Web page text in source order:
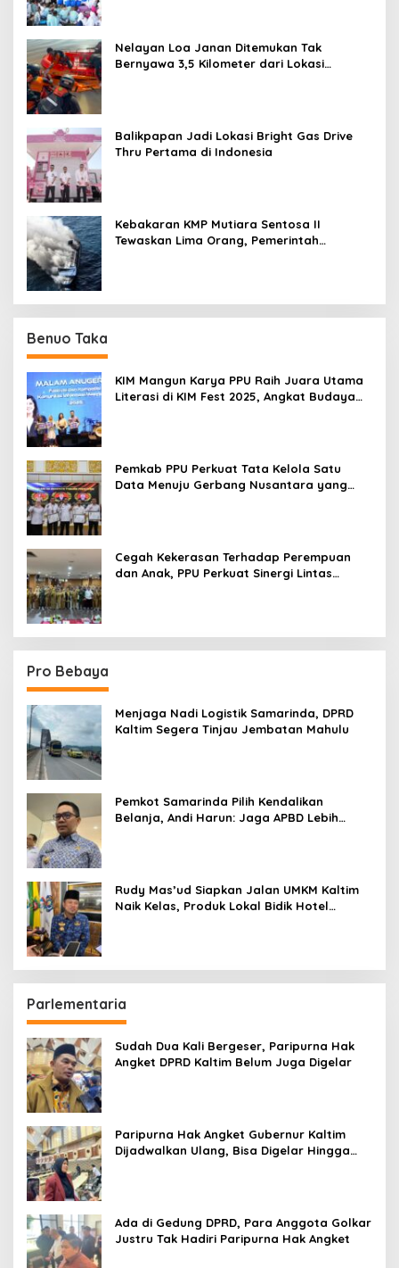
Nelayan Loa Janan Ditemukan Tak
Bernyawa 3,5 Kilometer dari Lokasi
Balikpapan Jadi Lokasi Bright Gas Drive
Thru Pertama di Indonesia
Kebakaran KMP Mutiara Sentosa II
Tewaskan Lima Orang, Pemerintah
Benuo Taka
KIM Mangun Karya PPU Raih Juara Utama
Literasi di KIM Fest 2025, Angkat Budaya
Pemkab PPU Perkuat Tata Kelola Satu
Data Menuju Gerbang Nusantara yang
Cegah Kekerasan Terhadap Perempuan
dan Anak, PPU Perkuat Sinergi Lintas
Pro Bebaya
Menjaga Nadi Logistik Samarinda, DPRD
Kaltim Segera Tinjau Jembatan Mahulu
Pemkot Samarinda Pilih Kendalikan
Belanja, Andi Harun: Jaga APBD Lebih
Rudy Mas’ud Siapkan Jalan UMKM Kaltim
Naik Kelas, Produk Lokal Bidik Hotel
Parlementaria
Sudah Dua Kali Bergeser, Paripurna Hak
Angket DPRD Kaltim Belum Juga Digelar
Paripurna Hak Angket Gubernur Kaltim
Dijadwalkan Ulang, Bisa Digelar Hingga
Ada di Gedung DPRD, Para Anggota Golkar
Justru Tak Hadiri Paripurna Hak Angket